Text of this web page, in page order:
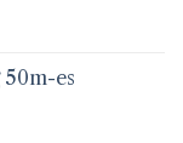
50m-es